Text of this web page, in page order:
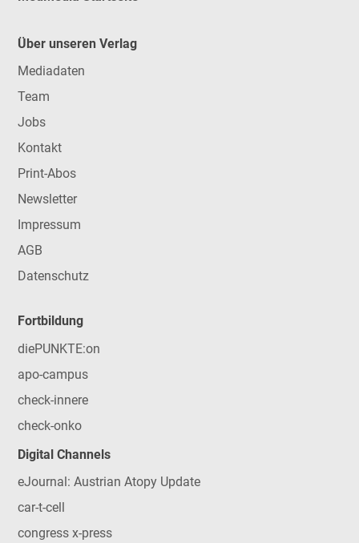
Über unseren Verlag
Mediadaten
Team
Jobs
Kontakt
Print-Abos
Newsletter
Impressum
AGB
Datenschutz
Fortbildung
diePUNKTE:on
apo-campus
check-innere
check-onko
Digital Channels
eJournal: Austrian Atopy Update
car-t-cell
congress x-press